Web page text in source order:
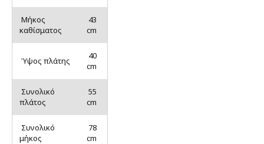
Μήκος
καθίσματος
43
cm
Ύψος πλάτης
40
cm
Συνολικό
πλάτος
55
cm
Συνολικό
μήκος
78
cm